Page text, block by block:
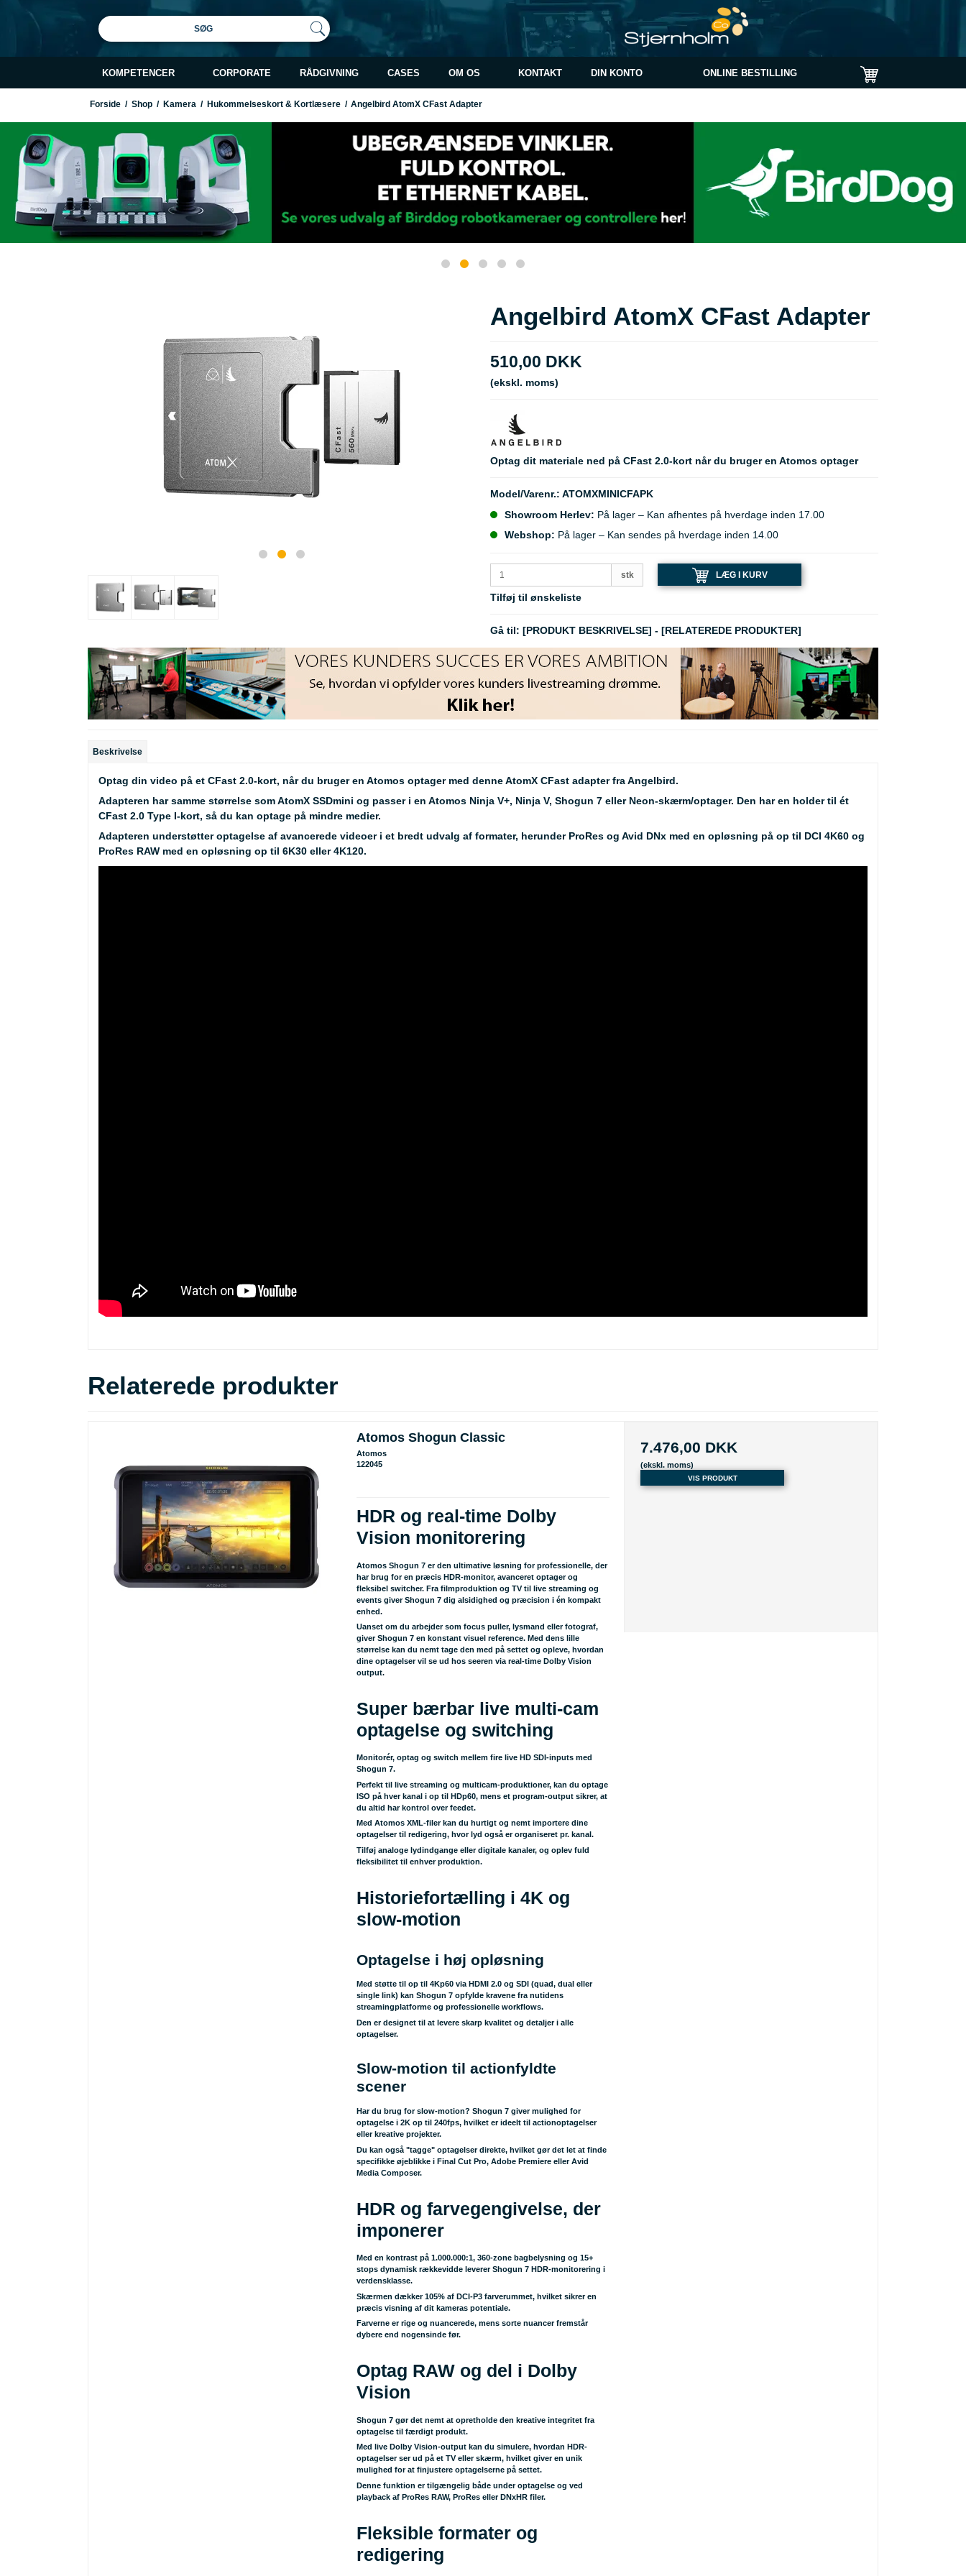
SØG
KOMPETENCER CORPORATE RÅDGIVNING CASES OM OS KONTAKT DIN KONTO ONLINE BESTILLING
Forside / Shop / Kamera / Hukommelseskort & Kortlæsere / Angelbird AtomX CFast Adapter
Angelbird AtomX CFast Adapter
510,00 DKK
(ekskl. moms)
Optag dit materiale ned på CFast 2.0-kort når du bruger en Atomos optager
Model/Varenr.: ATOMXMINICFAPK
Showroom Herlev: På lager – Kan afhentes på hverdage inden 17.00
Webshop: På lager – Kan sendes på hverdage inden 14.00
stk LÆG I KURV
Tilføj til ønskeliste
Gå til: [PRODUKT BESKRIVELSE] - [RELATEREDE PRODUKTER]
Beskrivelse
Optag din video på et CFast 2.0-kort, når du bruger en Atomos optager med denne AtomX CFast adapter fra Angelbird.
Adapteren har samme størrelse som AtomX SSDmini og passer i en Atomos Ninja V+, Ninja V, Shogun 7 eller Neon-skærm/optager. Den har en holder til ét
CFast 2.0 Type I-kort, så du kan optage på mindre medier.
Adapteren understøtter optagelse af avancerede videoer i et bredt udvalg af formater, herunder ProRes og Avid DNx med en opløsning på op til DCI 4K60 og
ProRes RAW med en opløsning op til 6K30 eller 4K120.
Relaterede produkter
Atomos Shogun Classic
Atomos
122045
HDR og real-time Dolby
Vision monitorering
Atomos Shogun 7 er den ultimative løsning for professionelle, der
har brug for en præcis HDR-monitor, avanceret optager og
fleksibel switcher. Fra filmproduktion og TV til live streaming og
events giver Shogun 7 dig alsidighed og præcision i én kompakt
enhed.
Uanset om du arbejder som focus puller, lysmand eller fotograf,
giver Shogun 7 en konstant visuel reference. Med dens lille
størrelse kan du nemt tage den med på settet og opleve, hvordan
dine optagelser vil se ud hos seeren via real-time Dolby Vision
output.
Super bærbar live multi-cam
optagelse og switching
Monitorér, optag og switch mellem fire live HD SDI-inputs med
Shogun 7.
Perfekt til live streaming og multicam-produktioner, kan du optage
ISO på hver kanal i op til HDp60, mens et program-output sikrer, at
du altid har kontrol over feedet.
Med Atomos XML-filer kan du hurtigt og nemt importere dine
optagelser til redigering, hvor lyd også er organiseret pr. kanal.
Tilføj analoge lydindgange eller digitale kanaler, og oplev fuld
fleksibilitet til enhver produktion.
Historiefortælling i 4K og
slow-motion
Optagelse i høj opløsning
Med støtte til op til 4Kp60 via HDMI 2.0 og SDI (quad, dual eller
single link) kan Shogun 7 opfylde kravene fra nutidens
streamingplatforme og professionelle workflows.
Den er designet til at levere skarp kvalitet og detaljer i alle
optagelser.
Slow-motion til actionfyldte
scener
Har du brug for slow-motion? Shogun 7 giver mulighed for
optagelse i 2K op til 240fps, hvilket er ideelt til actionoptagelser
eller kreative projekter.
Du kan også "tagge" optagelser direkte, hvilket gør det let at finde
specifikke øjeblikke i Final Cut Pro, Adobe Premiere eller Avid
Media Composer.
HDR og farvegengivelse, der
imponerer
Med en kontrast på 1.000.000:1, 360-zone bagbelysning og 15+
stops dynamisk rækkevidde leverer Shogun 7 HDR-monitorering i
verdensklasse.
Skærmen dækker 105% af DCI-P3 farverummet, hvilket sikrer en
præcis visning af dit kameras potentiale.
Farverne er rige og nuancerede, mens sorte nuancer fremstår
dybere end nogensinde før.
Optag RAW og del i Dolby
Vision
Shogun 7 gør det nemt at opretholde den kreative integritet fra
optagelse til færdigt produkt.
Med live Dolby Vision-output kan du simulere, hvordan HDR-
optagelser ser ud på et TV eller skærm, hvilket giver en unik
mulighed for at finjustere optagelserne på settet.
Denne funktion er tilgængelig både under optagelse og ved
playback af ProRes RAW, ProRes eller DNxHR filer.
Fleksible formater og
redigering
7.476,00 DKK
(ekskl. moms)
VIS PRODUKT